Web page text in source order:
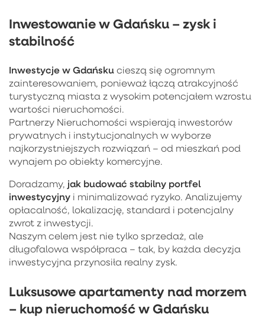
Inwestowanie w Gdańsku – zysk i
stabilność
Inwestycje w Gdańsku cieszą się ogromnym
zainteresowaniem, ponieważ łączą atrakcyjność
turystyczną miasta z wysokim potencjałem wzrostu
wartości nieruchomości.
Partnerzy Nieruchomości wspierają inwestorów
prywatnych i instytucjonalnych w wyborze
najkorzystniejszych rozwiązań – od mieszkań pod
wynajem po obiekty komercyjne.
Doradzamy, jak budować stabilny portfel
inwestycyjny i minimalizować ryzyko. Analizujemy
opłacalność, lokalizację, standard i potencjalny
zwrot z inwestycji.
Naszym celem jest nie tylko sprzedaż, ale
długofalowa współpraca – tak, by każda decyzja
inwestycyjna przynosiła realny zysk.
Luksusowe apartamenty nad morzem
– kup nieruchomość w Gdańsku